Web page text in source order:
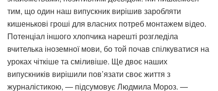
тим, що один наш випускник вирішив заробляти
кишенькові гроші для власних потреб монтажем відео.
Потенціал іншого хлопчика нарешті розгледіла
вчителька іноземної мови, бо той почав спілкуватися на
уроках чіткіше та сміливіше. Ще двоє наших
випускників вирішили пов’язати своє життя з
журналістикою, — підсумовує Людмила Мороз. —